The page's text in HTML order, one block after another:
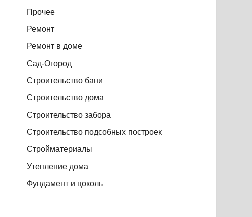
Прочее
Ремонт
Ремонт в доме
Сад-Огород
Строительство бани
Строительство дома
Строительство забора
Строительство подсобных построек
Стройматериалы
Утепление дома
Фундамент и цоколь